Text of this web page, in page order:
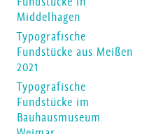
Middelhagen
Typografische
Fundstücke aus Meißen
2021
Typografische
Fundstücke im
Bauhausmuseum